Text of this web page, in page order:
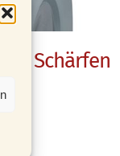
& Schärfen